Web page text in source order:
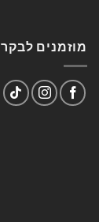
מוזמנים לבקר